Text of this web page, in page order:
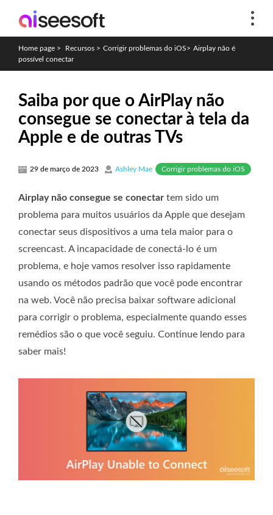
Home page > Recursos > Corrigir problemas do iOS> Airplay não é
possível conectar
Saiba por que o AirPlay não
consegue se conectar à tela da
Apple e de outras TVs
29 de março de 2023 Ashley Mae Corrigir problemas do iOS
Airplay não consegue se conectar tem sido um
problema para muitos usuários da Apple que desejam
conectar seus dispositivos a uma tela maior para o
screencast. A incapacidade de conectá-lo é um
problema, e hoje vamos resolver isso rapidamente
usando os métodos padrão que você pode encontrar
na web. Você não precisa baixar software adicional
para corrigir o problema, especialmente quando esses
remédios são o que você seguiu. Continue lendo para
saber mais!